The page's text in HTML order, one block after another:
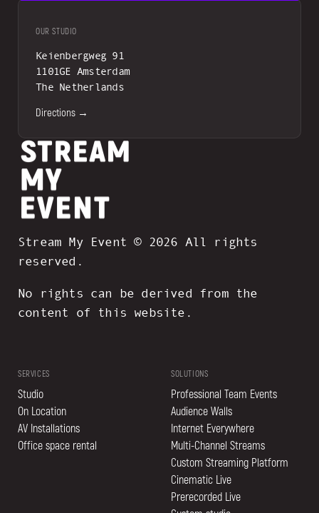
OUR STUDIO
Keienbergweg 91
1101GE Amsterdam
The Netherlands
Directions →
Stream My Event © 2026 All rights
reserved.
No rights can be derived from the
content of this website.
SERVICES
Studio
On Location
AV Installations
Office space rental
SOLUTIONS
Professional Team Events
Audience Walls
Internet Everywhere
Multi-Channel Streams
Custom Streaming Platform
Cinematic Live
Prerecorded Live